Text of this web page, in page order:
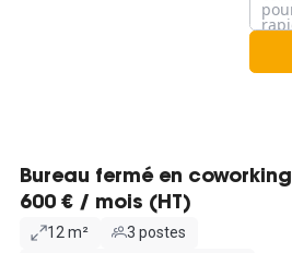
Bureau fermé en coworking
600 € / mois (HT)
12 m²
3 postes